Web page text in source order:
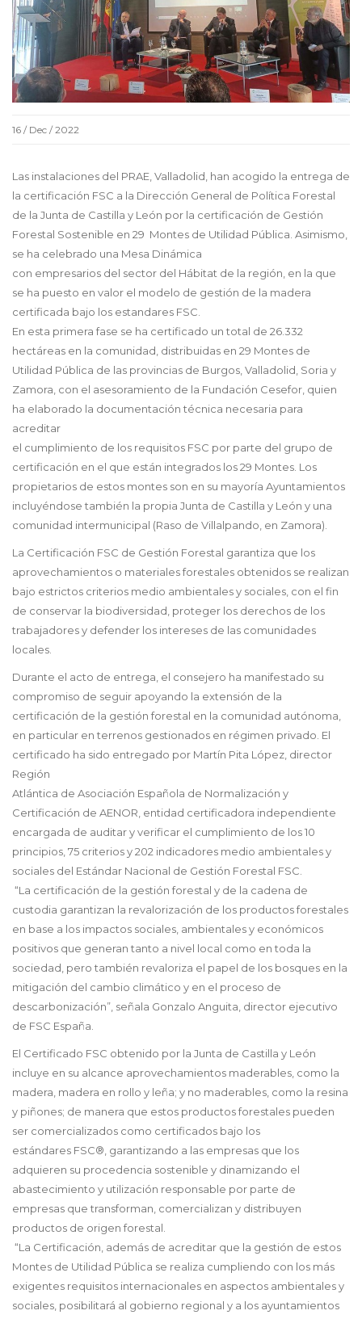
16 / Dec / 2022
Las instalaciones del PRAE, Valladolid, han acogido la entrega de
la certificación FSC a la Dirección General de Política Forestal
de la Junta de Castilla y León por la certificación de Gestión
Forestal Sostenible en 29 Montes de Utilidad Pública. Asimismo,
se ha celebrado una Mesa Dinámica
con empresarios del sector del Hábitat de la región, en la que
se ha puesto en valor el modelo de gestión de la madera
certificada bajo los estandares FSC.
En esta primera fase se ha certificado un total de 26.332
hectáreas en la comunidad, distribuidas en 29 Montes de
Utilidad Pública de las provincias de Burgos, Valladolid, Soria y
Zamora, con el asesoramiento de la Fundación Cesefor, quien
ha elaborado la documentación técnica necesaria para
acreditar
el cumplimiento de los requisitos FSC por parte del grupo de
certificación en el que están integrados los 29 Montes. Los
propietarios de estos montes son en su mayoría Ayuntamientos
incluyéndose también la propia Junta de Castilla y León y una
comunidad intermunicipal (Raso de Villalpando, en Zamora).
La Certificación FSC de Gestión Forestal garantiza que los
aprovechamientos o materiales forestales obtenidos se realizan
bajo estrictos criterios medio ambientales y sociales, con el fin
de conservar la biodiversidad, proteger los derechos de los
trabajadores y defender los intereses de las comunidades
locales.
Durante el acto de entrega, el consejero ha manifestado su
compromiso de seguir apoyando la extensión de la
certificación de la gestión forestal en la comunidad autónoma,
en particular en terrenos gestionados en régimen privado. El
certificado ha sido entregado por Martín Pita López, director
Región
Atlántica de Asociación Española de Normalización y
Certificación de AENOR, entidad certificadora independiente
encargada de auditar y verificar el cumplimiento de los 10
principios, 75 criterios y 202 indicadores medio ambientales y
sociales del Estándar Nacional de Gestión Forestal FSC.
“La certificación de la gestión forestal y de la cadena de
custodia garantizan la revalorización de los productos forestales
en base a los impactos sociales, ambientales y económicos
positivos que generan tanto a nivel local como en toda la
sociedad, pero también revaloriza el papel de los bosques en la
mitigación del cambio climático y en el proceso de
descarbonización”, señala Gonzalo Anguita, director ejecutivo
de FSC España.
El Certificado FSC obtenido por la Junta de Castilla y León
incluye en su alcance aprovechamientos maderables, como la
madera, madera en rollo y leña; y no maderables, como la resina
y piñones; de manera que estos productos forestales pueden
ser comercializados como certificados bajo los
estándares FSC®, garantizando a las empresas que los
adquieren su procedencia sostenible y dinamizando el
abastecimiento y utilización responsable por parte de
empresas que transforman, comercializan y distribuyen
productos de origen forestal.
“La Certificación, además de acreditar que la gestión de estos
Montes de Utilidad Pública se realiza cumpliendo con los más
exigentes requisitos internacionales en aspectos ambientales y
sociales, posibilitará al gobierno regional y a los ayuntamientos